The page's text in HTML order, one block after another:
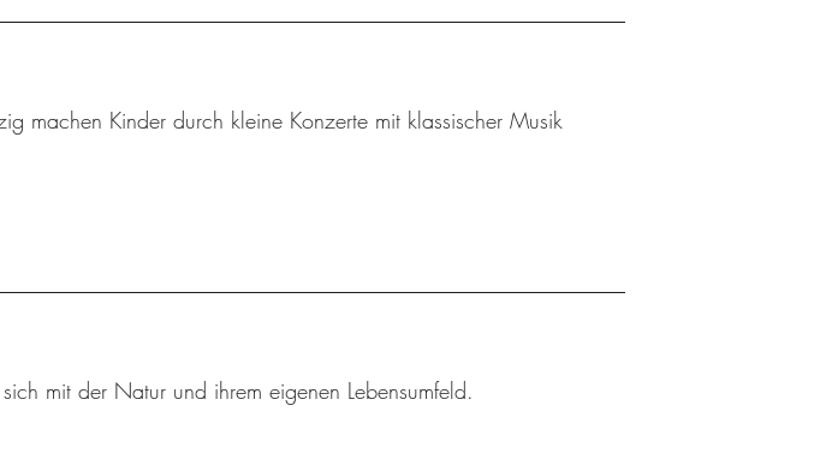
machen Kinder durch kleine Konzerte mit klassischer Musik
mit der Natur und ihrem eigenen Lebensumfeld.